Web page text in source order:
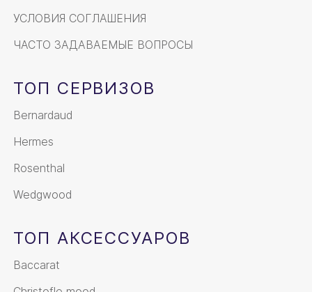
УСЛОВИЯ СОГЛАШЕНИЯ
ЧАСТО ЗАДАВАЕМЫЕ ВОПРОСЫ
ТОП СЕРВИЗОВ
Bernardaud
Hermes
Rosenthal
Wedgwood
ТОП АКСЕССУАРОВ
Baccarat